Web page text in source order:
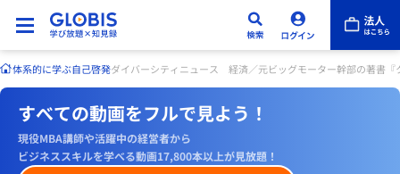
体系的に学ぶ自己啓発ダイバーシティニュース 経済／元ビッグモーター幹部の著書
すべての動画をフルで見よう！
現役MBA講師や活躍中の経営者から
ビジネススキルを学べる動画17,800本以上が見放題！